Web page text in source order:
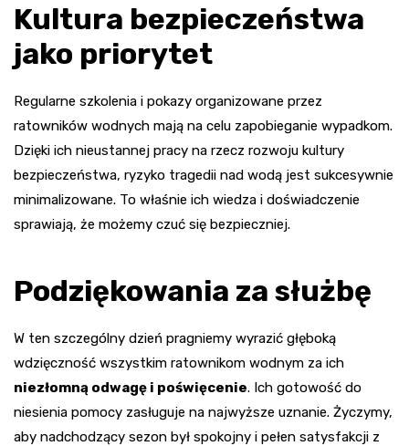
Kultura bezpieczeństwa
jako priorytet
Regularne szkolenia i pokazy organizowane przez
ratowników wodnych mają na celu zapobieganie wypadkom.
Dzięki ich nieustannej pracy na rzecz rozwoju kultury
bezpieczeństwa, ryzyko tragedii nad wodą jest sukcesywnie
minimalizowane. To właśnie ich wiedza i doświadczenie
sprawiają, że możemy czuć się bezpieczniej.
Podziękowania za służbę
W ten szczególny dzień pragniemy wyrazić głęboką
wdzięczność wszystkim ratownikom wodnym za ich
niezłomną odwagę i poświęcenie. Ich gotowość do
niesienia pomocy zasługuje na najwyższe uznanie. Życzymy,
aby nadchodzący sezon był spokojny i pełen satysfakcji z